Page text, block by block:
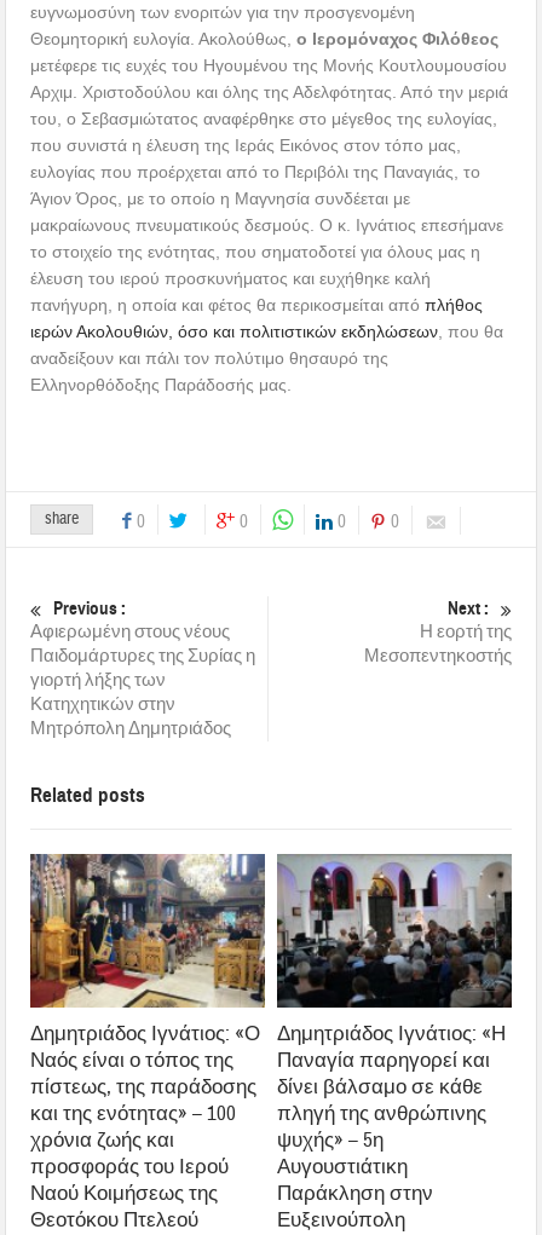
ευγνωμοσύνη των ενοριτών για την προσγενομένη
Θεομητορική ευλογία. Ακολούθως,ο Ιερομόναχος Φιλόθεος
μετέφερε τις ευχές του Ηγουμένου της Μονής Κουτλουμουσίου
Αρχιμ. Χριστοδούλου και όλης της Αδελφότητας. Από την μεριά
του, ο Σεβασμιώτατος αναφέρθηκε στο μέγεθος της ευλογίας,
που συνιστά η έλευση της Ιεράς Εικόνος στον τόπο μας,
ευλογίας που προέρχεται από το Περιβόλι της Παναγιάς, το
Άγιον Όρος, με το οποίο η Μαγνησία συνδέεται με
μακραίωνους πνευματικούς δεσμούς. Ο κ. Ιγνάτιος επεσήμανε
το στοιχείο της ενότητας, που σηματοδοτεί για όλους μας η
έλευση του ιερού προσκυνήματος και ευχήθηκε καλή
πανήγυρη, η οποία και φέτος θα περικοσμείται απόπλήθος
ιερών Ακολουθιών, όσο και πολιτιστικών εκδηλώσεων , που θα
αναδείξουν και πάλι τον πολύτιμο θησαυρό της
Ελληνορθόδοξης Παράδοσής μας.
share 0 0 0 0
Previous :
Αφιερωμένη στους νέους
Παιδομάρτυρες της Συρίας η
γιορτή λήξης των
Κατηχητικών στην
Μητρόπολη Δημητριάδος
Next :
Η εορτή της
Μεσοπεντηκοστής
Related posts
Δημητριάδος Ιγνάτιος: «Ο
Ναός είναι ο τόπος της
πίστεως, της παράδοσης
και της ενότητας» – 100
χρόνια ζωής και
προσφοράς του Ιερού
Ναού Κοιμήσεως της
Θεοτόκου Πτελεού
Δημητριάδος Ιγνάτιος: «Η
Παναγία παρηγορεί και
δίνει βάλσαμο σε κάθε
πληγή της ανθρώπινης
ψυχής» – 5η
Αυγουστιάτικη
Παράκληση στην
Ευξεινούπολη